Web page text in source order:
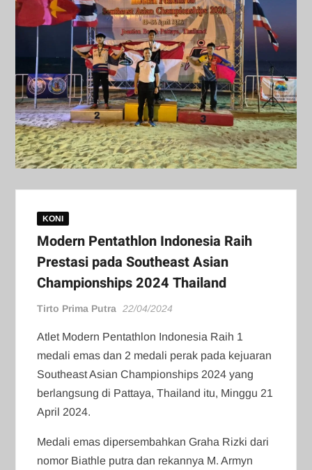
KONI
Modern Pentathlon Indonesia Raih
Prestasi pada Southeast Asian
Championships 2024 Thailand
Tirto Prima Putra 22/04/2024
Atlet Modern Pentathlon Indonesia Raih 1
medali emas dan 2 medali perak pada kejuaran
Southeast Asian Championships 2024 yang
berlangsung di Pattaya, Thailand itu, Minggu 21
April 2024.
Medali emas dipersembahkan Graha Rizki dari
nomor Biathle putra dan rekannya M. Armyn